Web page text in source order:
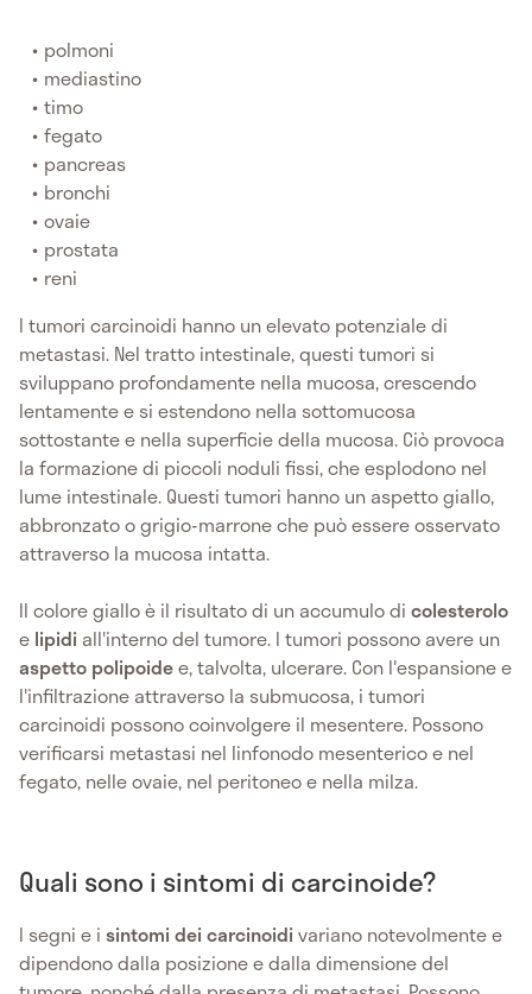
polmoni
mediastino
timo
fegato
pancreas
bronchi
ovaie
prostata
reni
I tumori carcinoidi hanno un elevato potenziale di
metastasi. Nel tratto intestinale, questi tumori si
sviluppano profondamente nella mucosa, crescendo
lentamente e si estendono nella sottomucosa
sottostante e nella superficie della mucosa. Ciò provoca
la formazione di piccoli noduli fissi, che esplodono nel
lume intestinale. Questi tumori hanno un aspetto giallo,
abbronzato o grigio-marrone che può essere osservato
attraverso la mucosa intatta.
Il colore giallo è il risultato di un accumulo di colesterolo
e lipidi all'interno del tumore. I tumori possono avere un
aspetto polipoidee, talvolta, ulcerare. Con l'espansione e
l'infiltrazione attraverso la submucosa, i tumori
carcinoidi possono coinvolgere il mesentere. Possono
verificarsi metastasi nel linfonodo mesenterico e nel
fegato, nelle ovaie, nel peritoneo e nella milza.
Quali sono i sintomi di carcinoide?
I segni e i sintomi deicarcinoidivariano notevolmente e
dipendono dalla posizione e dalla dimensione del